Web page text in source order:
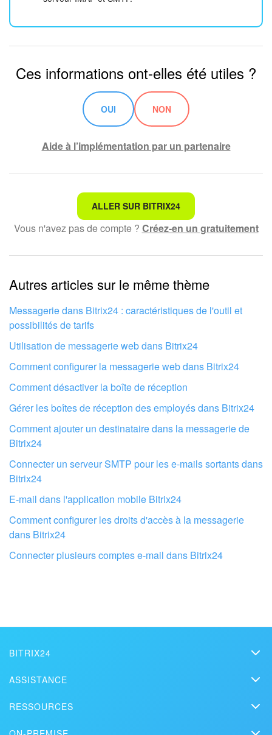
Ces informations ont-elles été utiles ?
OUI NON
Aide à l’implémentation par un partenaire
Ce n'est pas ce que je recherche
Texte compliqué et incompréhensible
Les informations sont obsolètes
Trop court, j'ai besoin de plus d'informations
Je n'aime pas comment cet outil fonctionne
Faites configurer votre compte Bitrix24
par des professionnels locaux
TROUVER UN PARTENAIRE BITRIX24 À PROXIMITÉ
ALLER SUR BITRIX24
Vous n'avez pas de compte ? Créez-en un gratuitement
Autres articles sur le même thème
Messagerie dans Bitrix24 : caractéristiques de l'outil et
possibilités de tarifs
Utilisation de messagerie web dans Bitrix24
Comment configurer la messagerie web dans Bitrix24
Comment désactiver la boîte de réception
Gérer les boîtes de réception des employés dans Bitrix24
Comment ajouter un destinataire dans la messagerie de
Bitrix24
Connecter un serveur SMTP pour les e-mails sortants dans
Bitrix24
E-mail dans l'application mobile Bitrix24
Comment configurer les droits d'accès à la messagerie
dans Bitrix24
Connecter plusieurs comptes e-mail dans Bitrix24
BITRIX24
Kit presse
Nous contacter
ASSISTANCE
RESSOURCES